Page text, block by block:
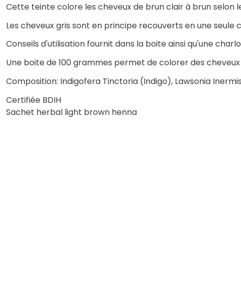
Cette teinte colore les cheveux de brun clair à brun selon
Les cheveux gris sont en principe recouverts en une seule
Conseils d'utilisation fournit dans la boite ainsi qu'une
Une boite de 100 grammes permet de colorer des
Composition: Indigofera Tinctoria (Indigo), Lawsonia
Certifiée BDIH
Sachet herbal light brown henna